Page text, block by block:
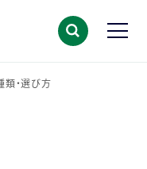
類・選び方